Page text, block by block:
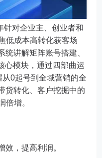
针对企业主、创业者和
低成本高转化获客场
讲解矩阵账号搭建、
心模块，通过四部曲运
0起号到全域营销的全
货转化、客户挖掘中的
倍增。
效，提高利润。